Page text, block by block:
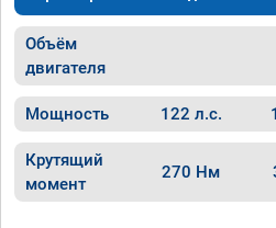
Объём
двигателя
Мощность 122 л.с.
Крутящий
момент
270 Нм